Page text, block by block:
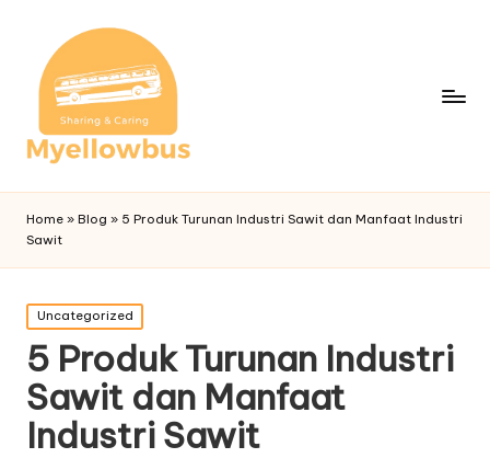
Home » Blog » 5 Produk Turunan Industri Sawit dan Manfaat Industri
Sawit
Posted
in
Uncategorized
5 Produk Turunan Industri
Sawit dan Manfaat
Industri Sawit